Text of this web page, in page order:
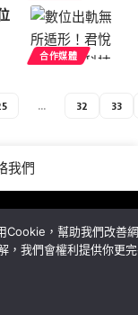
合作媒體
... 32 33
我們
Cookie，幫助我們改善
，我們會權利提供你更